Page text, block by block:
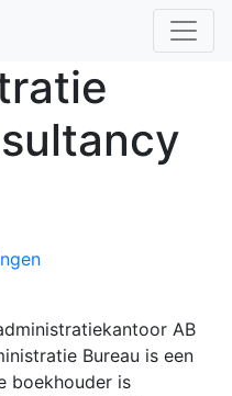
AB
Bureau is een
boekhouder is